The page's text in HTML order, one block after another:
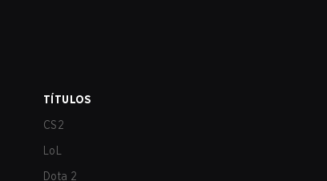
TÍTULOS
CS2
LoL
Dota 2